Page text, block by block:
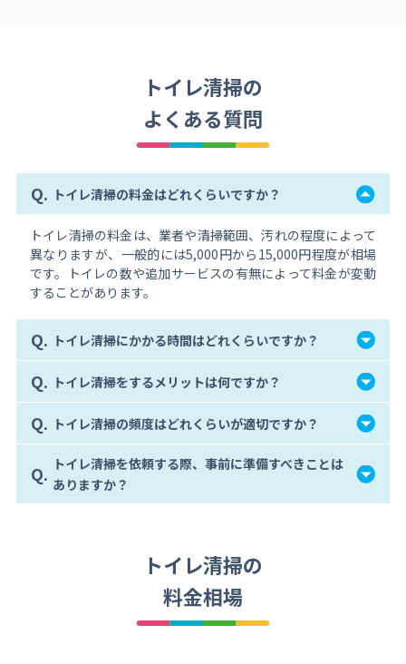
トイレ清掃の
よくある質問
Q. トイレ清掃の料金はどれくらいですか？
トイレ清掃の料金は、業者や清掃範囲、汚れの程度によって
異なりますが、一般的には5,000円から15,000円程度が相場
です。トイレの数や追加サービスの有無によって料金が変動
することがあります。
Q. トイレ清掃にかかる時間はどれくらいですか？
Q. トイレ清掃をするメリットは何ですか？
Q. トイレ清掃の頻度はどれくらいが適切ですか？
Q. トイレ清掃を依頼する際、事前に準備すべきことは
ありますか？
トイレ清掃の
料金相場